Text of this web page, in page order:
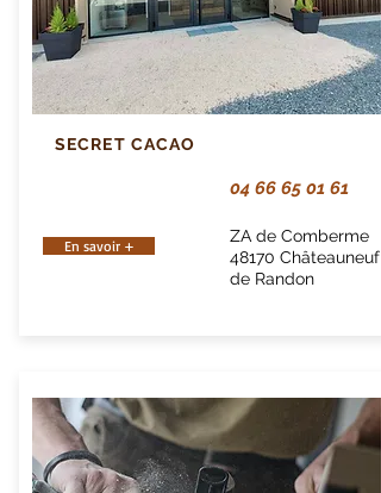
SECRET CACAO
04 66 65 01 61
En savoir +
ZA de Comberme
48170 Châteauneuf
de Randon